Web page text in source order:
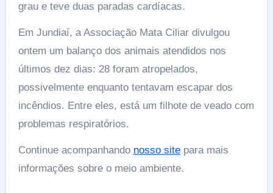
grau e teve duas paradas cardíacas.
Em Jundiaí, a Associação Mata Ciliar divulgou
ontem um balanço dos animais atendidos nos
últimos dez dias: 28 foram atropelados,
possivelmente enquanto tentavam escapar dos
incêndios. Entre eles, está um filhote de veado com
problemas respiratórios.
Continue acompanhando nosso sitepara mais
informações sobre o meio ambiente.